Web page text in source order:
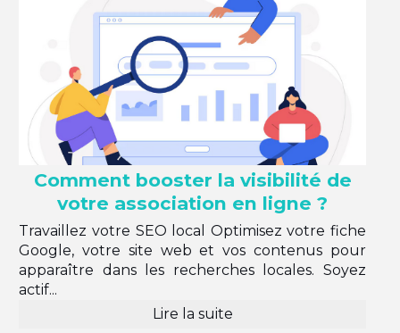
Comment booster la visibilité de
votre association en ligne ?
Travaillez votre SEO local Optimisez votre fiche
Google, votre site web et vos contenus pour
apparaître dans les recherches locales. Soyez
actif...
Lire la suite